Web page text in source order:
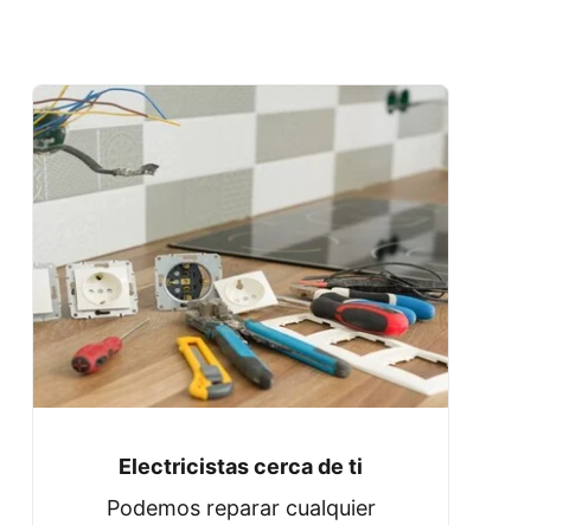
Electricistas cerca de ti
Podemos reparar cualquier